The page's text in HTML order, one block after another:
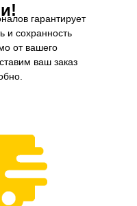
гарантирует
и сохранность
от вашего
ваш заказ